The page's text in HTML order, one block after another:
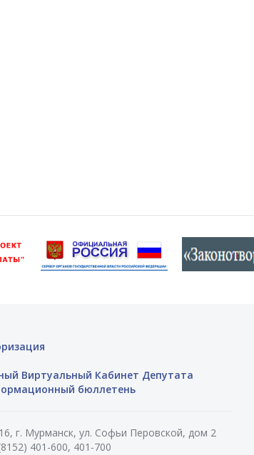
Виртуальный Кабинет Депутата
бюллетень
г. Мурманск, ул. Софьи Перовской, дом 2
401-600, 401-700